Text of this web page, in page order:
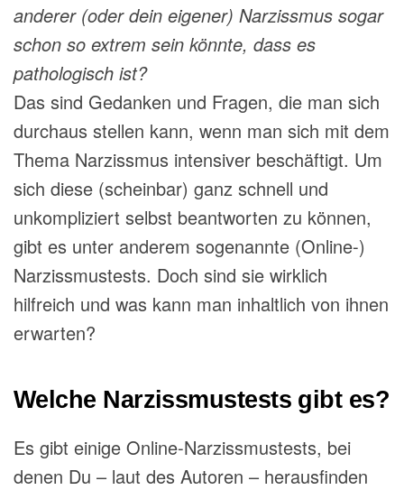
anderer (oder dein eigener) Narzissmus sogar
schon so extrem sein könnte, dass es
pathologisch ist?
Das sind Gedanken und Fragen, die man sich
durchaus stellen kann, wenn man sich mit dem
Thema Narzissmus intensiver beschäftigt. Um
sich diese (scheinbar) ganz schnell und
unkompliziert selbst beantworten zu können,
gibt es unter anderem sogenannte (Online-)
Narzissmustests. Doch sind sie wirklich
hilfreich und was kann man inhaltlich von ihnen
erwarten?
Welche Narzissmustests gibt es?
Es gibt einige Online-Narzissmustests, bei
denen Du – laut des Autoren – herausfinden